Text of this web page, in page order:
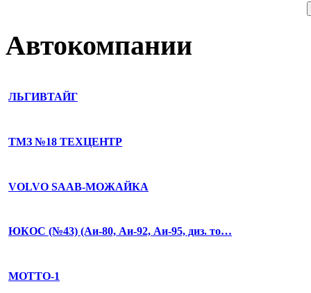
Автокомпании
ЛЬГИВТАЙГ
ТМЗ №18 ТЕХЦЕНТР
VOLVO SAAB-МОЖАЙКА
ЮКОС (№43) (Аи-80, Аи-92, Аи-95, диз. то…
МОТТО-1